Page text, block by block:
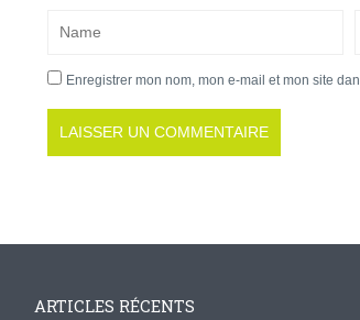
Enregistrer mon nom, mon e-mail et mon site
ARTICLES RÉCENTS